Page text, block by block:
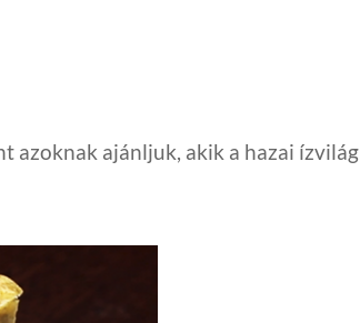
azoknak ajánljuk, akik a hazai ízvilág